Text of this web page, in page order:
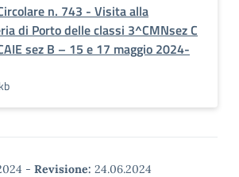
n. 743 - Visita alla
di Porto delle classi 3^CMNsez C
sez B – 15 e 17 maggio 2024-
- Revisione: 24.06.2024